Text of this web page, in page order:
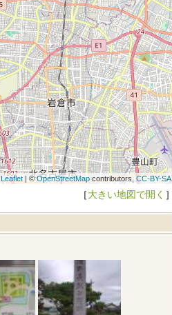
Leaflet| ©OpenStreetMapcontributors,CC-BY-SA
［大きい地図で開く ］